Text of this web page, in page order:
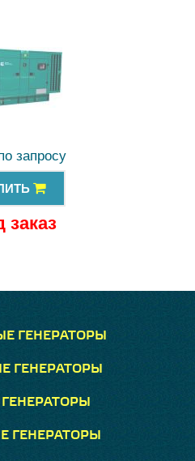
запросу
заказ
ГЕНЕРАТОРЫ
ГЕНЕРАТОРЫ
ГЕНЕРАТОРЫ